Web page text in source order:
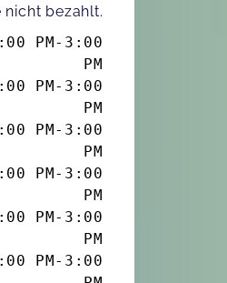
nicht bezahlt.
PM - 3:00
PM
PM - 3:00
PM
PM - 3:00
PM
PM - 3:00
PM
PM - 3:00
PM
PM - 3:00